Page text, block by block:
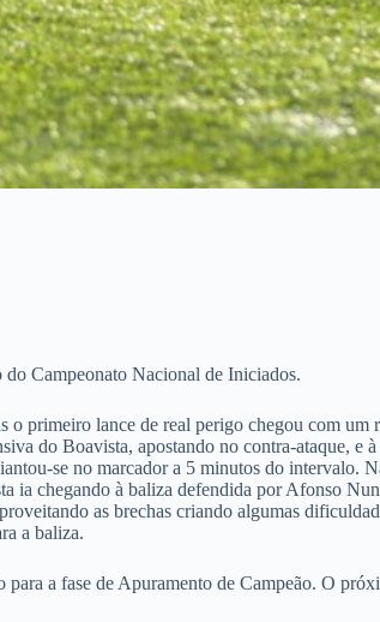
Campeonato Nacional de Iniciados.
primeiro lance de real perigo chegou com
do Boavista, apostando no contra-ataque, e
se no marcador a 5 minutos do intervalo.
ia chegando à baliza defendida por Afonso
as brechas criando algumas
a baliza.
a fase de Apuramento de Campeão. O